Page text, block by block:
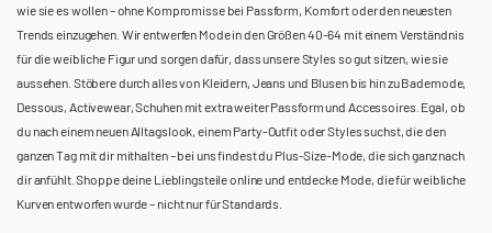
wie sie es wollen – ohne Kompromisse bei Passform, Komfort oder den neuesten
Trends einzugehen. Wir entwerfen Mode in den Größen 40-64 mit einem Verständnis
für die weibliche Figur und sorgen dafür, dass unsere Styles so gut sitzen, wie sie
aussehen. Stöbere durch alles von Kleidern, Jeans und Blusen bis hin zu Bademode,
Dessous, Activewear, Schuhen mit extra weiter Passform und Accessoires. Egal, ob
du nach einem neuen Alltagslook, einem Party-Outfit oder Styles suchst, die den
ganzen Tag mit dir mithalten – bei uns findest du Plus-Size-Mode, die sich ganz nach
dir anfühlt. Shoppe deine Lieblingsteile online und entdecke Mode, die für weibliche
Kurven entworfen wurde – nicht nur für Standards.